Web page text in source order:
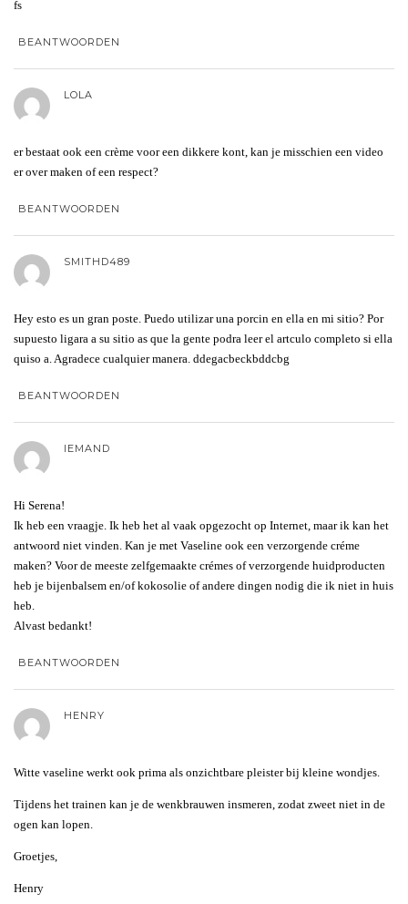
fs
BEANTWOORDEN
LOLA
er bestaat ook een crème voor een dikkere kont, kan je misschien een video
er over maken of een respect?
BEANTWOORDEN
SMITHD489
Hey esto es un gran poste. Puedo utilizar una porcin en ella en mi sitio? Por
supuesto ligara a su sitio as que la gente podra leer el artculo completo si ella
quiso a. Agradece cualquier manera. ddegacbeckbddcbg
BEANTWOORDEN
IEMAND
Hi Serena!
Ik heb een vraagje. Ik heb het al vaak opgezocht op Internet, maar ik kan het
antwoord niet vinden. Kan je met Vaseline ook een verzorgende créme
maken? Voor de meeste zelfgemaakte crémes of verzorgende huidproducten
heb je bijenbalsem en/of kokosolie of andere dingen nodig die ik niet in huis
heb.
Alvast bedankt!
BEANTWOORDEN
HENRY
Witte vaseline werkt ook prima als onzichtbare pleister bij kleine wondjes.
Tijdens het trainen kan je de wenkbrauwen insmeren, zodat zweet niet in de
ogen kan lopen.
Groetjes,
Henry